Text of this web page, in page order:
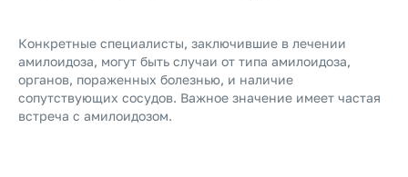
Конкретные специалисты, заключившие в лечении
амилоидоза, могут быть случаи от типа амилоидоза,
органов, пораженных болезнью, и наличие
сопутствующих сосудов. Важное значение имеет частая
встреча с амилоидозом.